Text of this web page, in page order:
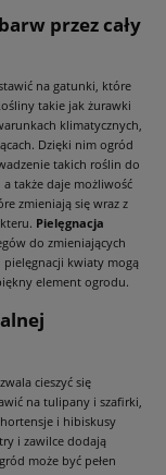
przez cały
na gatunki, które
takie jak żurawki
klimatycznych,
Dzięki nim ogród
takich roślin do
a także daje możliwość
zmieniają się wraz z
Pielęgnacja
do zmieniających
kwiaty mogą
element ogrodu.
cieszyć się
na tulipany i szafirki,
i hibiskusy
i zawilce dodają
może być pełen